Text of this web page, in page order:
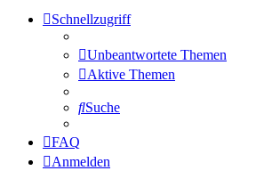
Schnellzugriff
Unbeantwortete Themen
Aktive Themen
Suche
FAQ
Anmelden